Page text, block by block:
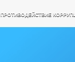
ПРОТИВОДЕЙСТВИЕ